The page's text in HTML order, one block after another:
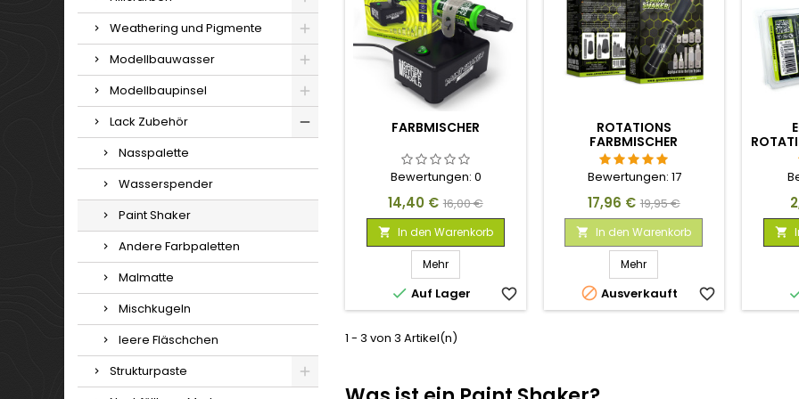
Weathering und Pigmente
Modellbauwasser
Modellbaupinsel
Lack Zubehör
Nasspalette
Wasserspender
Paint Shaker
Andere Farbpaletten
Malmatte
Mischkugeln
leere Fläschchen
Strukturpaste
FARBMISCHER
Bewertungen:0
Preis
14,40 € Verkaufspreis
16,00 €
 In den Warenkorb
Mehr
 Auf Lager favorite_border
ROTATIONS
FARBMISCHER
Bewertungen:17
Preis
17,96 € Verkaufspreis
19,95 €
 In den Warenkorb
Mehr
 Ausverkauft favorite_border

1 - 3 von 3 Artikel(n)